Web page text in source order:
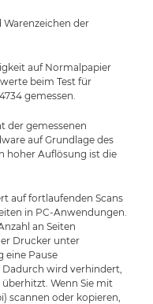
der
auf Normalpapier
beim Test für
gemessen.
der gemessenen
auf Grundlage des
hoher Auflösung ist die
auf fortlaufenden Scans
in PC-Anwendungen.
an Seiten
Drucker unter
eine Pause
Dadurch wird verhindert,
Wenn Sie mit
scannen oder kopieren,